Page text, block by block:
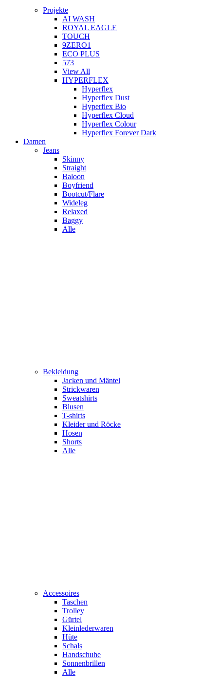
Projekte
AI WASH
ROYAL EAGLE
TOUCH
9ZERO1
ECO PLUS
573
View All
HYPERFLEX
Hyperflex
Hyperflex Dust
Hyperflex Bio
Hyperflex Cloud
Hyperflex Colour
Hyperflex Forever Dark
Damen
Jeans
Skinny
Straight
Baloon
Boyfriend
Bootcut/Flare
Wideleg
Relaxed
Baggy
Alle
Bekleidung
Jacken und Mäntel
Strickwaren
Sweatshirts
Blusen
T-shirts
Kleider und Röcke
Hosen
Shorts
Alle
Accessoires
Taschen
Trolley
Gürtel
Kleinlederwaren
Hüte
Schals
Handschuhe
Sonnenbrillen
Alle